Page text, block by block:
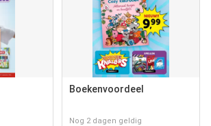
Boekenvoordeel
Nog 2 dagen geldig